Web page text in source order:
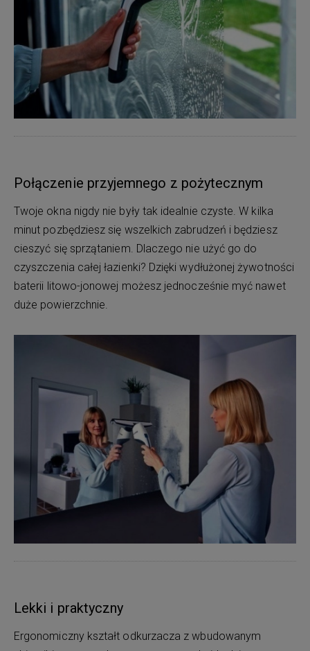
Połączenie przyjemnego z pożytecznym
Twoje okna nigdy nie były tak idealnie czyste. W kilka
minut pozbędziesz się wszelkich zabrudzeń i będziesz
cieszyć się sprzątaniem. Dlaczego nie użyć go do
czyszczenia całej łazienki? Dzięki wydłużonej żywotności
baterii litowo-jonowej możesz jednocześnie myć nawet
duże powierzchnie.
Lekki i praktyczny
Ergonomiczny kształt odkurzacza z wbudowanym